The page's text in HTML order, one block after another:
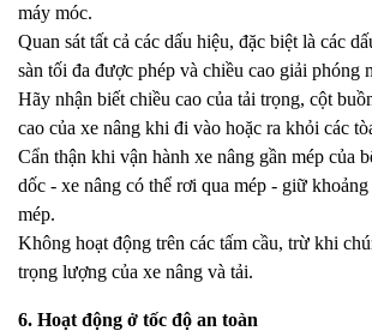
máy móc.
Quan sát tất cả các dấu hiệu, đặc biệt là các
sàn tối đa được phép và chiều cao giải phóng
Hãy nhận biết chiều cao của tải trọng, cột
cao của xe nâng khi đi vào hoặc ra khỏi các
Cẩn thận khi vận hành xe nâng gần mép của
dốc - xe nâng có thể rơi qua mép - giữ
mép.
Không hoạt động trên các tấm cầu, trừ khi
trọng lượng của xe nâng và tải.
6. Hoạt động ở tốc độ an toàn